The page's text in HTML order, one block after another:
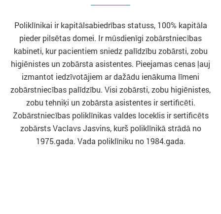
Poliklīnikai ir kapitālsabiedrības statuss, 100% kapitāla
pieder pilsētas domei. Ir mūsdienīgi zobārstniecības
kabineti, kur pacientiem sniedz palīdzību zobārsti, zobu
higiēnistes un zobārsta asistentes. Pieejamas cenas ļauj
izmantot iedzīvotājiem ar dažādu ienākuma līmeni
zobārstniecības palīdzību. Visi zobārsti, zobu higiēnistes,
zobu tehniķi un zobārsta asistentes ir sertificēti.
Zobārstniecības poliklīnikas valdes loceklis ir sertificēts
zobārsts Vaclavs Jasvins, kurš poliklīnikā strādā no
1975.gada. Vada poliklīniku no 1984.gada.